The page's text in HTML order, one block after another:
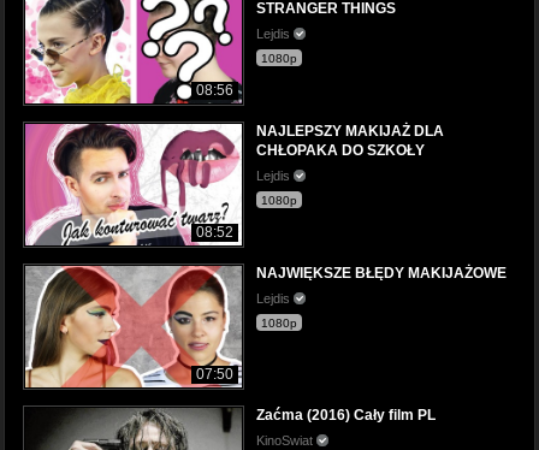
08:56
STRANGER THINGS
Lejdis
1080p
08:52
NAJLEPSZY MAKIJAŻ DLA
CHŁOPAKA DO SZKOŁY
Lejdis
1080p
07:50
NAJWIĘKSZE BŁĘDY MAKIJAŻOWE
Lejdis
1080p
Zaćma (2016) Cały film PL
KinoSwiat